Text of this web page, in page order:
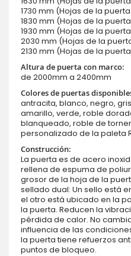
1730 mm (Hojas de la
1830 mm (Hojas de la
1930 mm (Hojas de la
2030 mm (Hojas de la
2130 mm (Hojas de la
Altura de puerta con marco:
de 2000mm a 2400mm
Colores de puertas
antracita, blanco, negro,
amarillo, verde, roble
blanqueado, roble de
personalizado de la paleta
Construcción:
La puerta es de acero
rellena de espuma de
grosor de la hoja de la
sellado dual: Un sello está
el otro está ubicado en la
la puerta. Reducen la
pérdida de calor. No
influencia de las
la puerta tiene refuerzos
puntos de bloqueo.